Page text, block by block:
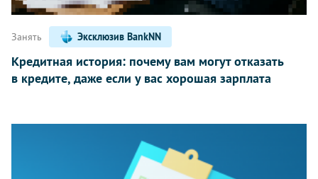
Занять Эксклюзив BankNN
Кредитная история: почему вам могут отказать
в кредите, даже если у вас хорошая зарплата